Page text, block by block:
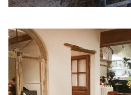
訂閱電子報